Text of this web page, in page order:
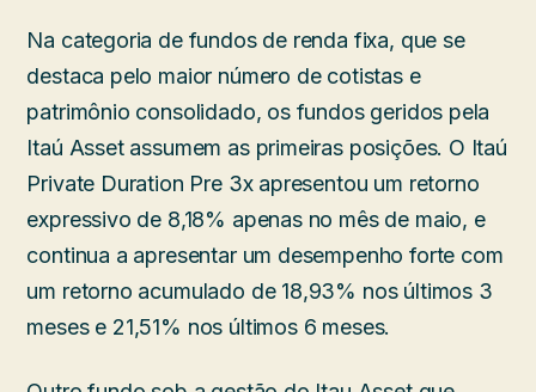
Na categoria de fundos de renda fixa, que se
destaca pelo maior número de cotistas e
patrimônio consolidado, os fundos geridos pela
Itaú Asset assumem as primeiras posições. O Itaú
Private Duration Pre 3x apresentou um retorno
expressivo de 8,18% apenas no mês de maio, e
continua a apresentar um desempenho forte com
um retorno acumulado de 18,93% nos últimos 3
meses e 21,51% nos últimos 6 meses.